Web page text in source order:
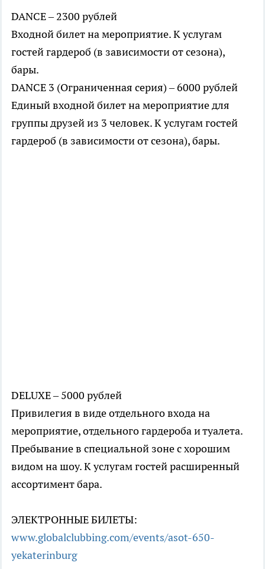
DANCE – 2300 рублей
Входной билет на мероприятие. К услугам
гостей гардероб (в зависимости от сезона),
бары.
DANCE 3 (Ограниченная серия) – 6000 рублей
Единый входной билет на мероприятие для
группы друзей из 3 человек. К услугам гостей
гардероб (в зависимости от сезона), бары.
DELUXE – 5000 рублей
Привилегия в виде отдельного входа на
мероприятие, отдельного гардероба и туалета.
Пребывание в специальной зоне с хорошим
видом на шоу. К услугам гостей расширенный
ассортимент бара.
ЭЛЕКТРОННЫЕ БИЛЕТЫ:
www.globalclubbing.com/events/asot-650-
yekaterinburg